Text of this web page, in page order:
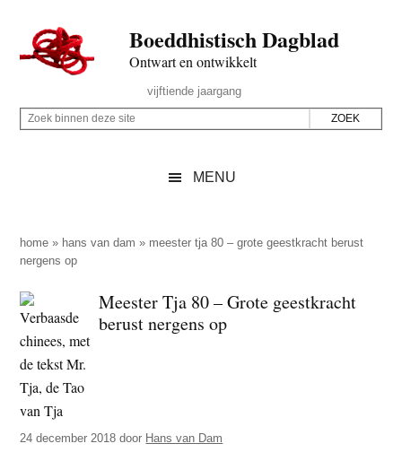
naar
de
inhoud
secondary
naar
de
sidebar
naar
de
Boeddhistisch Dagblad
Ontwart en ontwikkelt
Rechts
vijftiende jaargang
Z
p
d
e
z
e
s
i
t
e
Z
i
n
e
n
d
e
z
e
s
MENU
home » hans van dam » meester tja 80 – grote geestkracht berust
nergens op
Meester Tja 80 – Grote geestkracht
berust nergens op
24 december 2018 door Hans van Dam